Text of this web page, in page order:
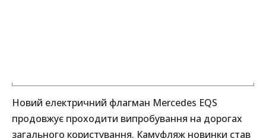
Новий електричний флагман Mercedes EQS
продовжує проходити випробування на дорогах
загального користування. Камуфляж новинки став